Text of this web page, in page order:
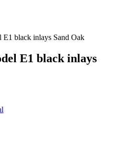
E1 black inlays